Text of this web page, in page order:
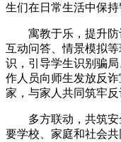
生们在日常生活中保持
寓教于乐，提升
互动问答、情景模拟
识，引导学生识别骗
作人员向师生发放反
家，与家人共同筑牢反
多方联动，共筑
要学校、家庭和社会